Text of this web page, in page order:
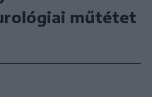
műtétet